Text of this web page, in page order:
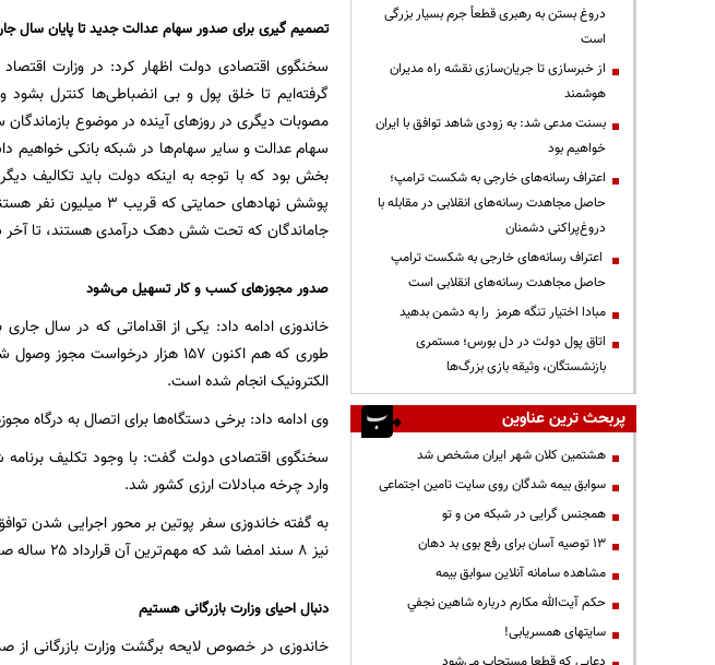
تصمیم گیری برای صدور سهام عدالت جدید تا پایان سال
سخنگوی اقتصادی دولت اظهار کرد: در وزارت اقتصاد
گرفته‌ایم تا خلق پول و بی انضباطی‌ها کنترل بشود
مصوبات دیگری در روزهای آینده در موضوع
بخش بود که با توجه به اینکه دولت باید تکالیف
پوشش نهادهای
جاماندگان که تحت شش دهک درآمدی هستند، تا
صدور مجوزهای کسب و کار تسهیل می‌شود
خاندوزی ادامه داد: یکی از اقداماتی که در سال
الکترونیک انجام شده است.
وی ادامه داد: برخی دستگاه‌ها برای اتصال به
سخنگوی اقتصادی دولت گفت: با وجود تکلیف برنامه
وارد چرخه مبادلات ارزی کشور شد.
به گفته خاندوزی سفر پوتین بر محور اجرایی شدن
نیز ۸ سند امضا شد که مهم‌ترین آن قرارداد ۲۵ ساله صادرات گاز ایران به ترکیه و افزایش سقف مبادلات تجاری تا ۳۰ میلیارد دلار بود.
دنبال احیای وزارت بازرگانی هستیم
خاندوزی در خصوص لایحه برگشت وزارت بازرگانی
دروغ بستن به رهبری قطعاً جرم بسیار بزرگی
است
از خبرسازی تا جریان‌سازی نقشه راه مدیران
هوشمند
بسنت مدعی شد: به زودی شاهد توافق با ایران
خواهیم بود
اعتراف رسانه‌های خارجی به شکست ترامپ؛
حاصل مجاهدت رسانه‌های انقلابی در مقابله با
دروغ‌پراکنی دشمنان
اعتراف رسانه‌های خارجی به شکست ترامپ
حاصل مجاهدت رسانه‌های انقلابی است
مبادا اختیار تنگه هرمز را به دشمن بدهید
اتاق پول دولت در دل بورس؛ مستمری
بازنشستگان، وثیقه بازی بزرگ‌ها
پربحث ترین عناوین
هشتمین کلان شهر ایران مشخص شد
سوابق بیمه شدگان روی سایت تامین اجتماعی
همجنس گرایی در شبکه من و تو
13 توصیه آسان برای رفع بوی بد دهان
مشاهده سامانه آنلاين سوابق بیمه
حكم آيت‌الله مكارم درباره شاهين نجفي
سایتهای همسریابی!